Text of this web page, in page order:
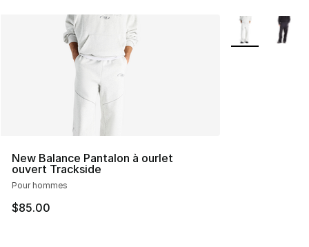
New Balance Pantalon à ourlet
ouvert Trackside
Pour hommes
$85.00
Plus de